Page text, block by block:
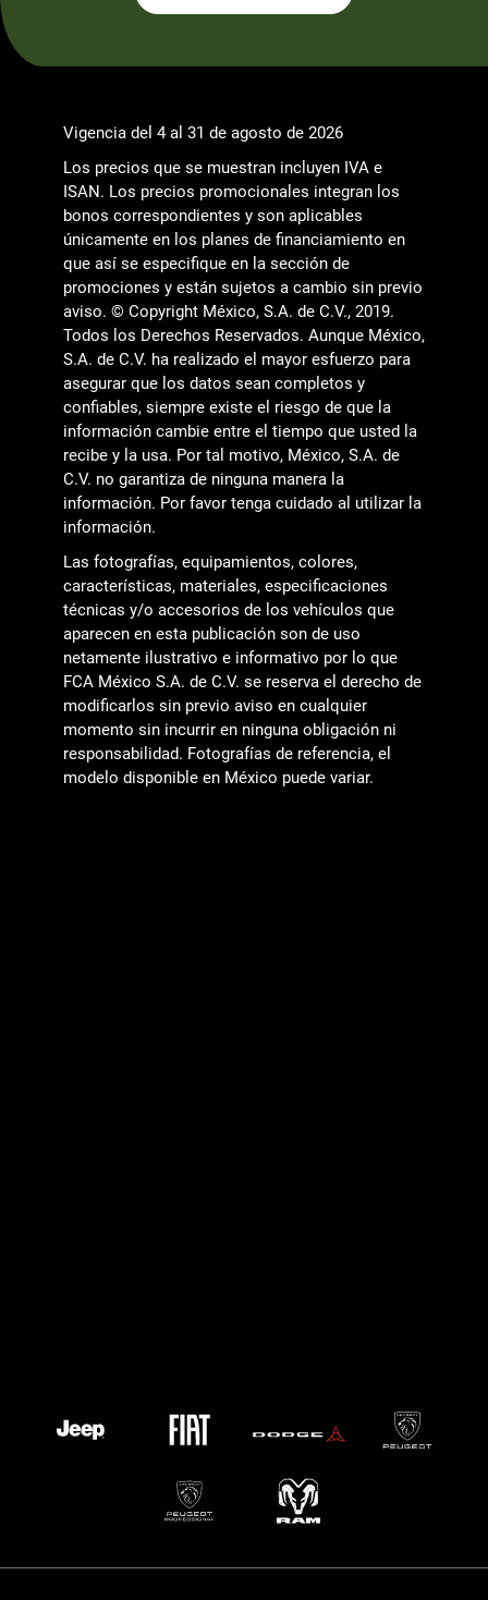
Vigencia del 4 al 31 de agosto de 2026
Los precios que se muestran incluyen IVA e
ISAN. Los precios promocionales integran los
bonos correspondientes y son aplicables
únicamente en los planes de financiamiento en
que así se especifique en la sección de
promociones y están sujetos a cambio sin previo
aviso. © Copyright México, S.A. de C.V., 2019.
Todos los Derechos Reservados. Aunque México,
S.A. de C.V. ha realizado el mayor esfuerzo para
asegurar que los datos sean completos y
confiables, siempre existe el riesgo de que la
información cambie entre el tiempo que usted la
recibe y la usa. Por tal motivo, México, S.A. de
C.V. no garantiza de ninguna manera la
información. Por favor tenga cuidado al utilizar la
información.
Las fotografías, equipamientos, colores,
características, materiales, especificaciones
técnicas y/o accesorios de los vehículos que
aparecen en esta publicación son de uso
netamente ilustrativo e informativo por lo que
FCA México S.A. de C.V. se reserva el derecho de
modificarlos sin previo aviso en cualquier
momento sin incurrir en ninguna obligación ni
responsabilidad. Fotografías de referencia, el
modelo disponible en México puede variar.